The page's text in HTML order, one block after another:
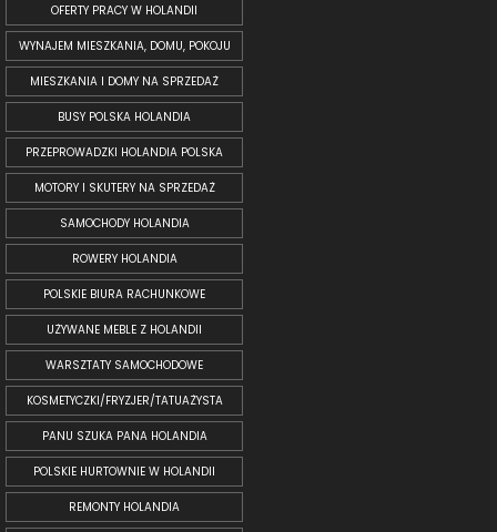
OFERTY PRACY W HOLANDII
WYNAJEM MIESZKANIA, DOMU, POKOJU
MIESZKANIA I DOMY NA SPRZEDAŻ
BUSY POLSKA HOLANDIA
PRZEPROWADZKI HOLANDIA POLSKA
MOTORY I SKUTERY NA SPRZEDAŻ
SAMOCHODY HOLANDIA
ROWERY HOLANDIA
POLSKIE BIURA RACHUNKOWE
UŻYWANE MEBLE Z HOLANDII
WARSZTATY SAMOCHODOWE
KOSMETYCZKI/FRYZJER/TATUAŻYSTA
PANU SZUKA PANA HOLANDIA
POLSKIE HURTOWNIE W HOLANDII
REMONTY HOLANDIA